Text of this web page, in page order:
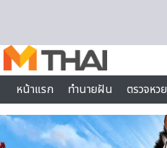
หน้าแรก
ทำนายฝัน ตรวจหวย
ไลฟ์สไตล์